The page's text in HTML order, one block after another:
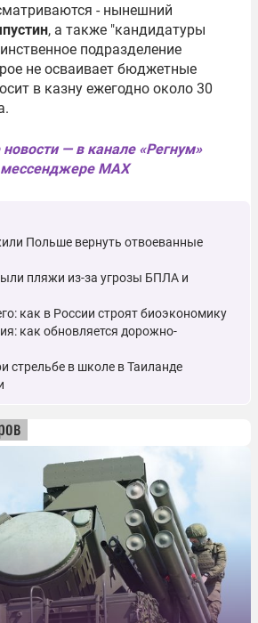
- нынешний
, а также "кандидатуры
подразделение
не осваивает бюджетные
в казну ежегодно около 30
— в канале «Регнум»
MAX
Польше вернуть отвоеванные
пляжи из-за угрозы БПЛА и
как в России строят биоэкономику
как обновляется дорожно-
стрельбе в школе в Таиланде